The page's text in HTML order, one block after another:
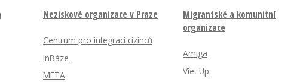
Neziskové organizace v Praze
Centrum pro integraci cizinců
InBáze
META
Migrantské a komunitní
organizace
Amiga
Viet Up